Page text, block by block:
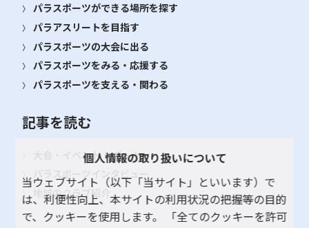
パラスポーツができる場所を探す
パラアスリートを目指す
パラスポーツの大会に出る
パラスポーツをみる・応援する
パラスポーツを支える・関わる
記事を読む
大会・イベント レポート
パラスポーツインタビュー
地域のクラブ紹介
個人情報の取り扱いについて
当ウェブサイト（以下「当サイト」といいます）で
は、利便性向上、本サイトの利用状況の把握等の目的
で、クッキーを使用します。 「全てのクッキーを許可